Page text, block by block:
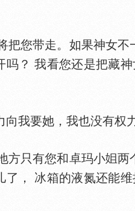
您带走。如果神女不
？ 我看您还是把藏
向我要她，我也没有权
方只有您和卓玛小
两
， 冰箱的液氮还能